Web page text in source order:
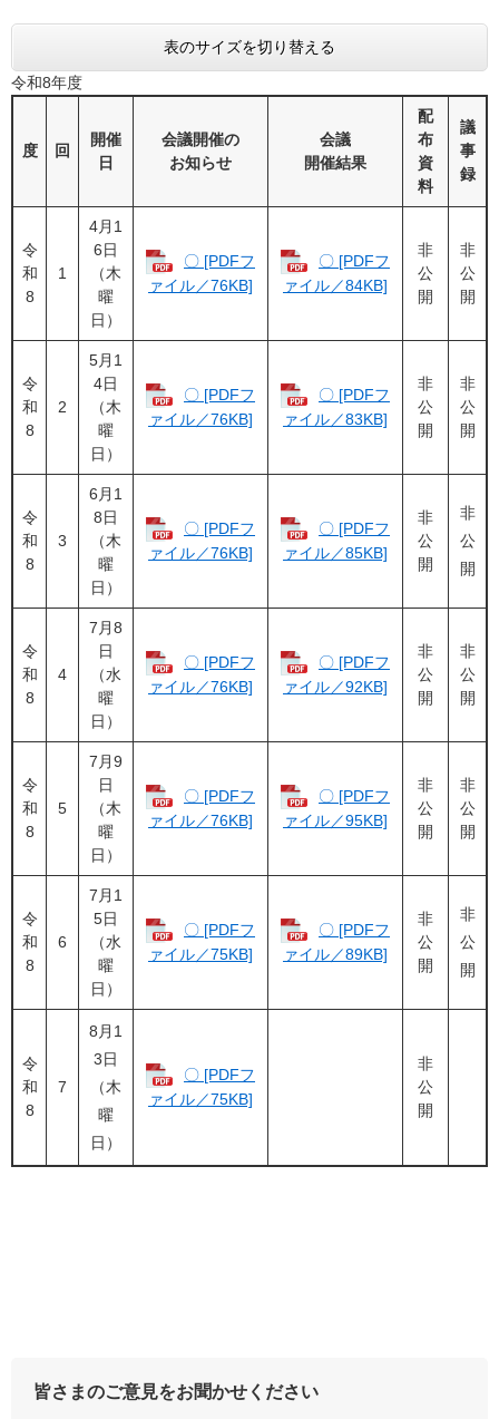
表のサイズを切り替える
令和8年度
度 回
開催
日
会議開催の
お知らせ
会議
開催結果
配
布
資
料
議
事
録
令
和
8
1
4月1
6日
（木
曜
日）
〇 [PDFフ
ァイル／76KB]
〇 [PDFフ
ァイル／84KB]
非
公
開
非
公
開
令
和
8
2
5月1
4日
（木
曜
日）
〇 [PDFフ
ァイル／76KB]
〇 [PDFフ
ァイル／83KB]
非
公
開
非
公
開
令
和
8
3
6月1
8日
（木
曜
日）
〇 [PDFフ
ァイル／76KB]
〇 [PDFフ
ァイル／85KB]
非
公
開
非
公
開
令
和
8
4
7月8
日
（水
曜
日）
〇 [PDFフ
ァイル／76KB]
〇 [PDFフ
ァイル／92KB]
非
公
開
非
公
開
令
和
8
5
7月9
日
（木
曜
日）
〇 [PDFフ
ァイル／76KB]
〇 [PDFフ
ァイル／95KB]
非
公
開
非
公
開
令
和
8
6
7月1
5日
（水
曜
日）
〇 [PDFフ
ァイル／75KB]
〇 [PDFフ
ァイル／89KB]
非
公
開
非
公
開
令
和
8
7
8月1
3日
（木
曜
日）
〇 [PDFフ
ァイル／75KB]
非
公
開
皆さまのご意見をお聞かせください